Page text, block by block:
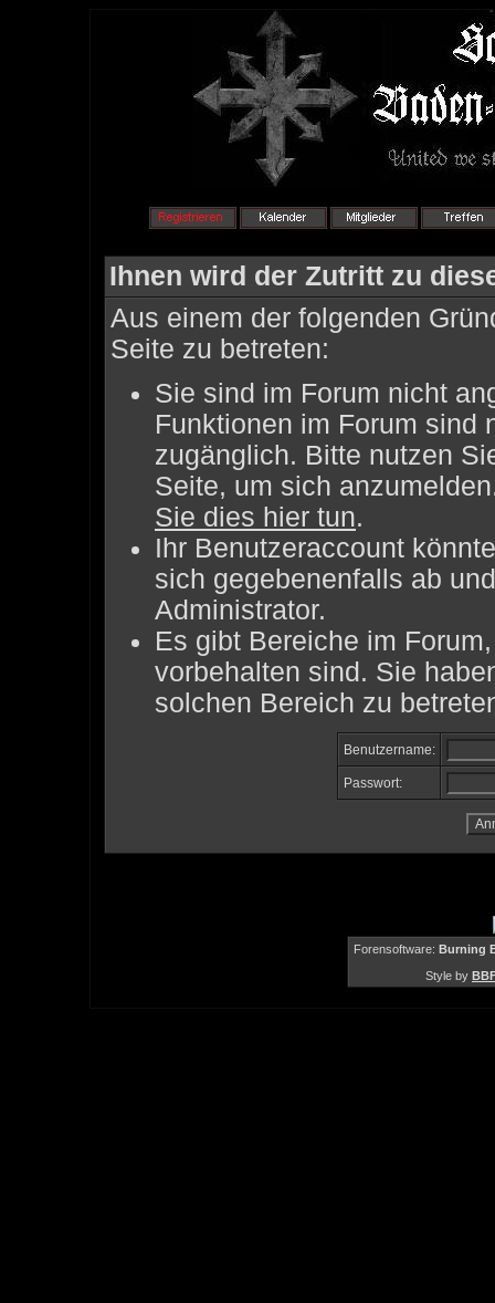
Ihnen wird der Zutritt zu
Aus einem der folgenden
Seite zu betreten:
Sie sind im Forum nicht
Funktionen im Forum sind
zugänglich. Bitte nutzen
Seite, um sich
Sie dies hier tun.
Ihr Benutzeraccount
sich gegebenenfalls ab
Administrator.
Es gibt Bereiche im
vorbehalten sind. Sie
solchen Bereich zu
Benutzername:
Passwort:
Forensoftware: Burning
Style by